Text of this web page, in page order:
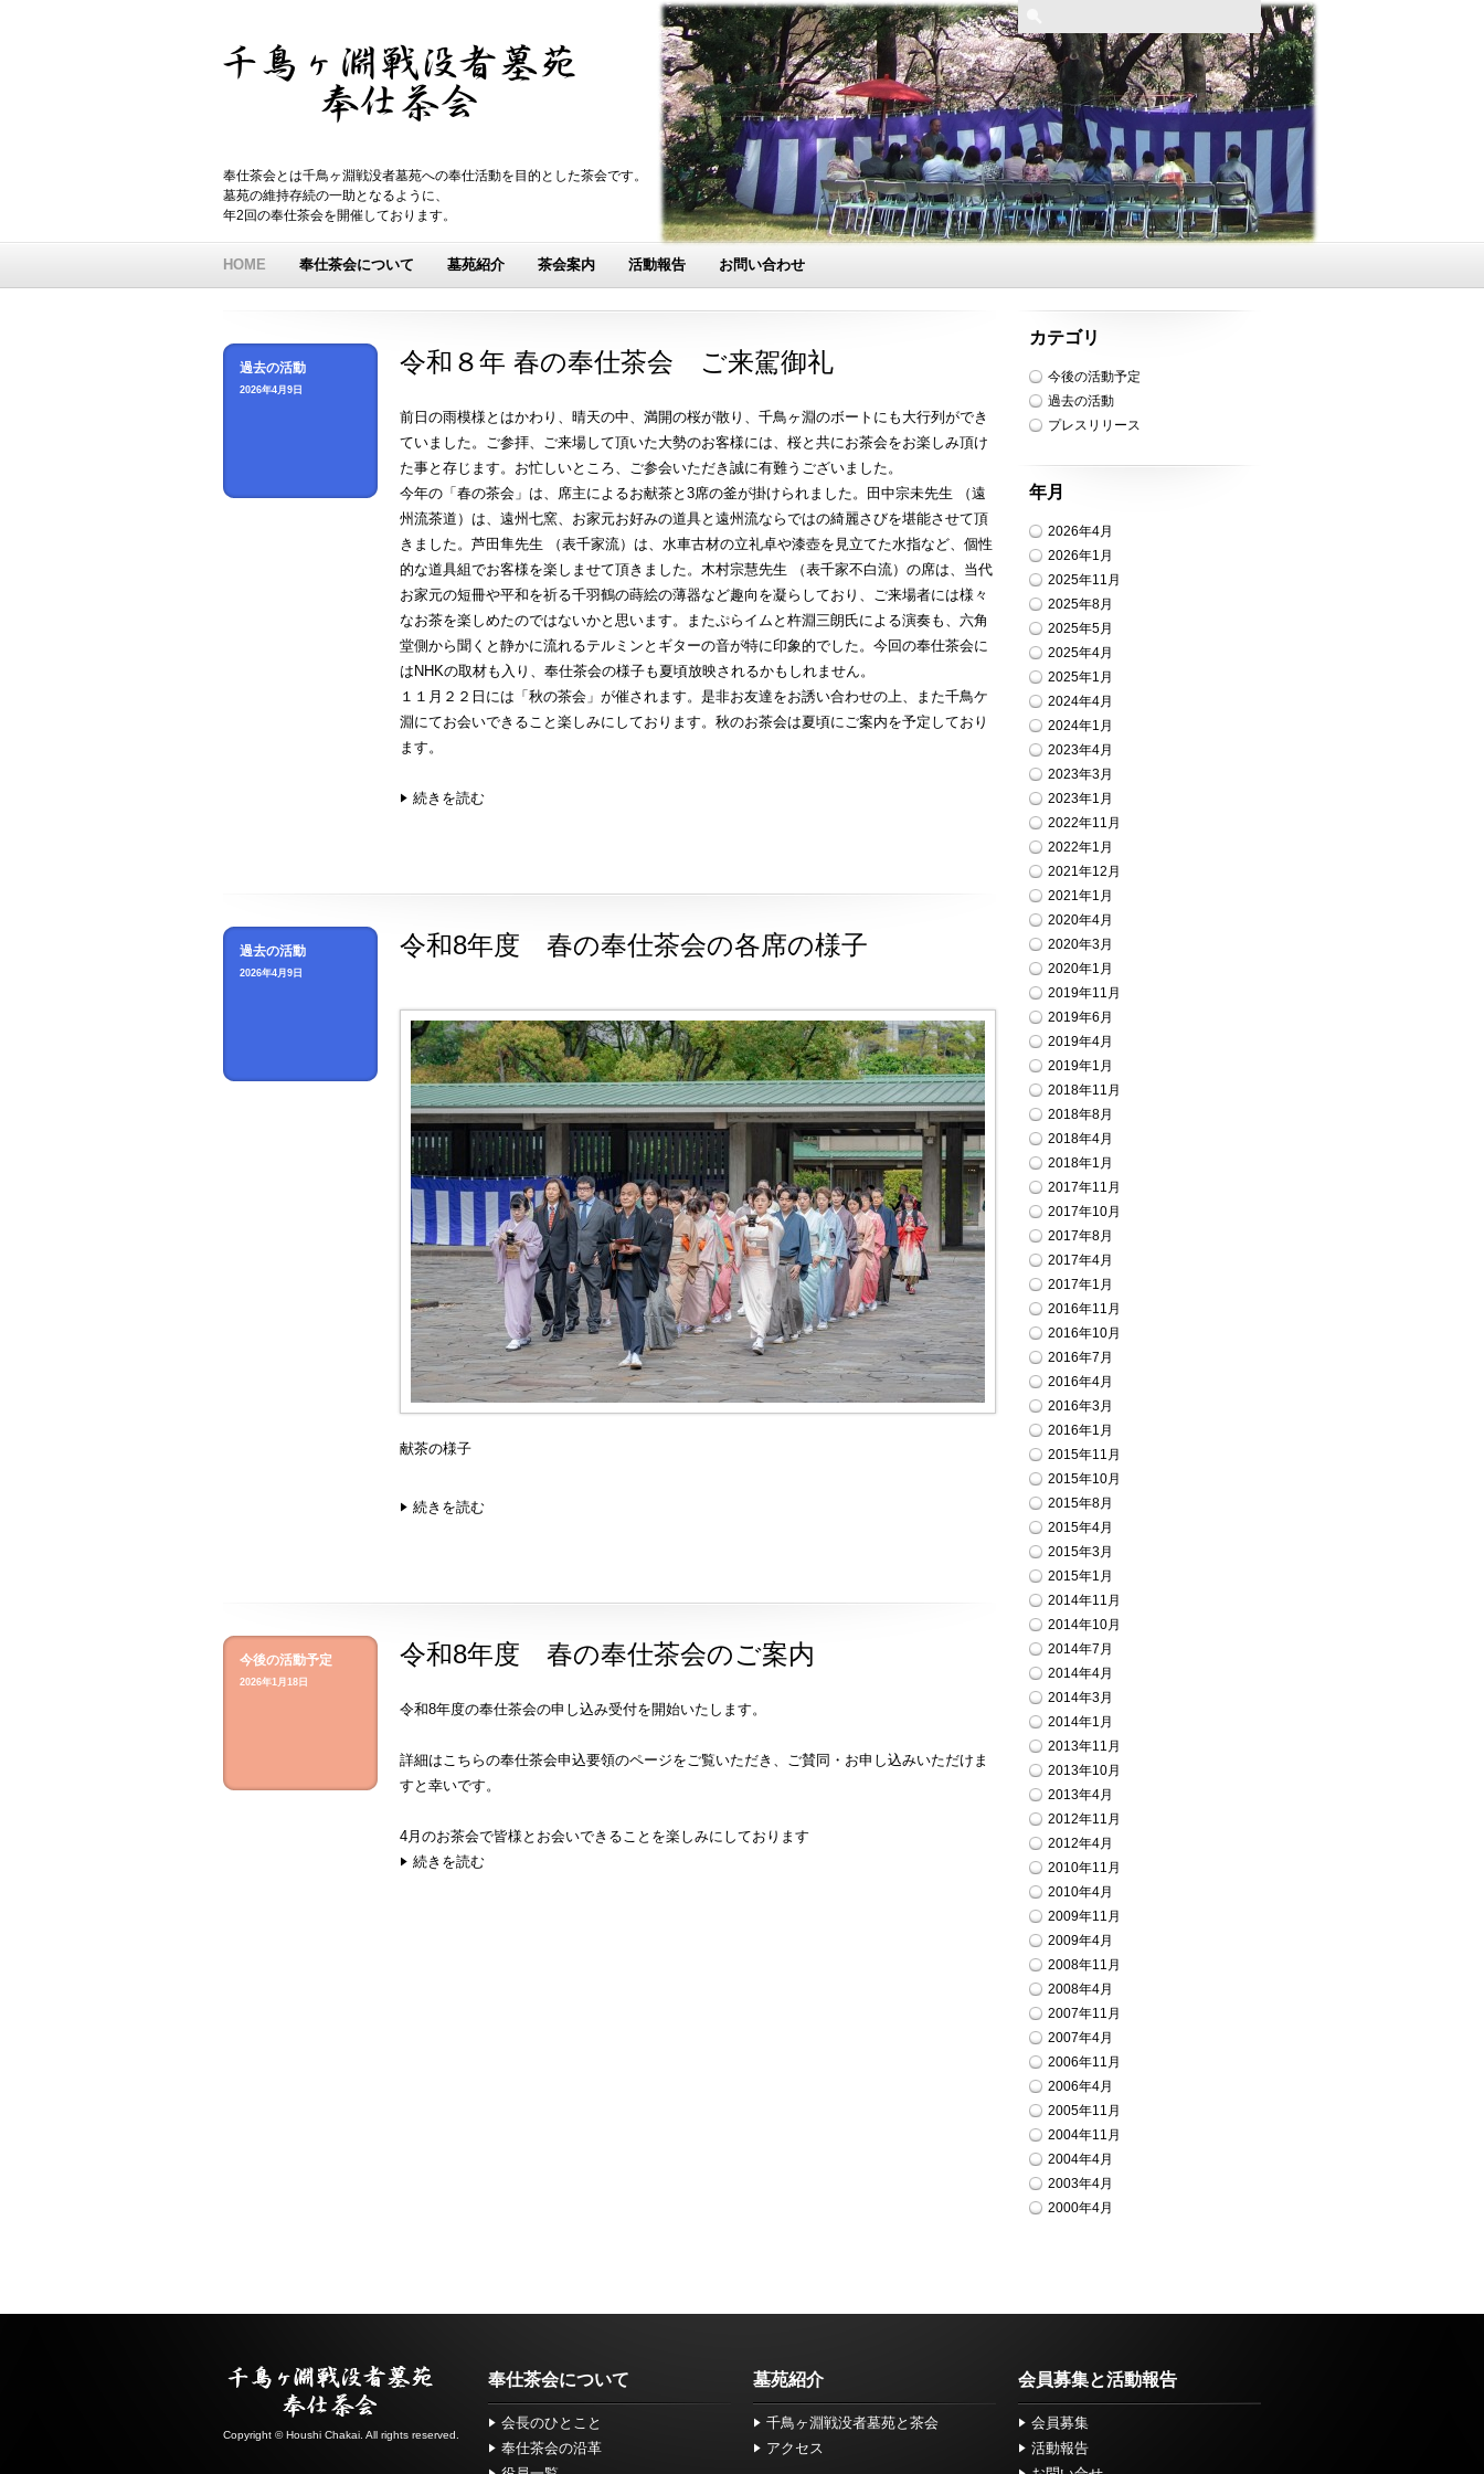
奉仕茶会とは千鳥ヶ淵戦没者墓苑への奉仕活動を目的とした茶会です。
墓苑の維持存続の一助となるように、
年2回の奉仕茶会を開催しております。
HOME 奉仕茶会について 墓苑紹介 茶会案内 活動報告 お問い合わせ
過去の活動
2026年4月9日
令和８年 春の奉仕茶会 ご来駕御礼
前日の雨模様とはかわり、晴天の中、満開の桜が散り、千鳥ヶ淵のボートにも大行列ができ
ていました。ご参拝、ご来場して頂いた大勢のお客様には、桜と共にお茶会をお楽しみ頂け
た事と存じます。お忙しいところ、ご参会いただき誠に有難うございました。
今年の「春の茶会」は、席主によるお献茶と3席の釜が掛けられました。田中宗未先生 （遠
州流茶道）は、遠州七窯、お家元お好みの道具と遠州流ならではの綺麗さびを堪能させて頂
きました。芦田隼先生 （表千家流）は、水車古材の立礼卓や漆壺を見立てた水指など、個性
的な道具組でお客様を楽しませて頂きました。木村宗慧先生 （表千家不白流）の席は、当代
お家元の短冊や平和を祈る千羽鶴の蒔絵の薄器など趣向を凝らしており、ご来場者には様々
なお茶を楽しめたのではないかと思います。またぷらイムと杵淵三朗氏による演奏も、六角
堂側から聞くと静かに流れるテルミンとギターの音が特に印象的でした。今回の奉仕茶会に
はNHKの取材も入り、奉仕茶会の様子も夏頃放映されるかもしれません。
１１月２２日には「秋の茶会」が催されます。是非お友達をお誘い合わせの上、また千鳥ケ
淵にてお会いできること楽しみにしております。秋のお茶会は夏頃にご案内を予定しており
ます。
続きを読む
過去の活動
2026年4月9日
令和8年度 春の奉仕茶会の各席の様子
献茶の様子
続きを読む
今後の活動予定
2026年1月18日
令和8年度 春の奉仕茶会のご案内
令和8年度の奉仕茶会の申し込み受付を開始いたします。
詳細はこちらの奉仕茶会申込要領のページをご覧いただき、ご賛同・お申し込みいただけま
すと幸いです。
4月のお茶会で皆様とお会いできることを楽しみにしております
続きを読む
カテゴリ
今後の活動予定
過去の活動
プレスリリース
年月
2026年4月
2026年1月
2025年11月
2025年8月
2025年5月
2025年4月
2025年1月
2024年4月
2024年1月
2023年4月
2023年3月
2023年1月
2022年11月
2022年1月
2021年12月
2021年1月
2020年4月
2020年3月
2020年1月
2019年11月
2019年6月
2019年4月
2019年1月
2018年11月
2018年8月
2018年4月
2018年1月
2017年11月
2017年10月
2017年8月
2017年4月
2017年1月
2016年11月
2016年10月
2016年7月
2016年4月
2016年3月
2016年1月
2015年11月
2015年10月
2015年8月
2015年4月
2015年3月
2015年1月
2014年11月
2014年10月
2014年7月
2014年4月
2014年3月
2014年1月
2013年11月
2013年10月
2013年4月
2012年11月
2012年4月
2010年11月
2010年4月
2009年11月
2009年4月
2008年11月
2008年4月
2007年11月
2007年4月
2006年11月
2006年4月
2005年11月
2004年11月
2004年4月
2003年4月
2000年4月
奉仕茶会について
会長のひとこと
奉仕茶会の沿革
墓苑紹介
千鳥ヶ淵戦没者墓苑と茶会
アクセス
会員募集と活動報告
会員募集
活動報告
Copyright © Houshi Chakai. All rights reserved.